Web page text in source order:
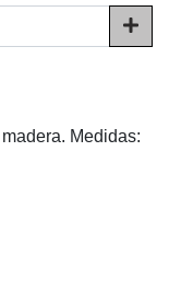
Medidas: